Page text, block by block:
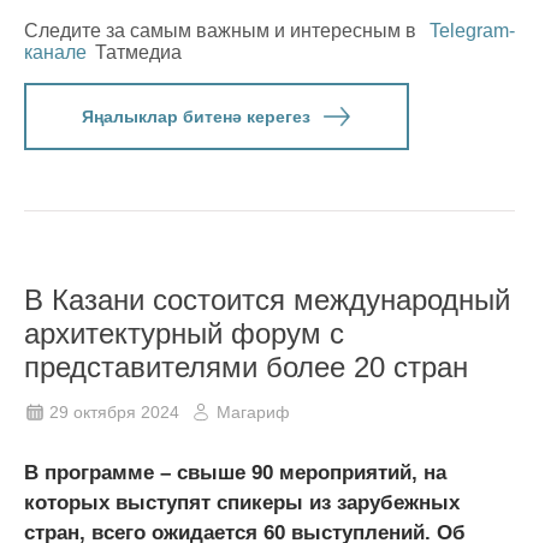
Следите за самым важным и интересным в
Telegram-
канале Татмедиа
Яңалыклар битенә керегез
В Казани состоится международный
архитектурный форум с
представителями более 20 стран
29 октября 2024 Магариф
В программе – свыше 90 мероприятий, на
которых выступят спикеры из зарубежных
стран, всего ожидается 60 выступлений. Об